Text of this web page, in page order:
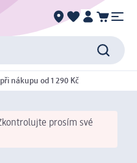
nákupu od 1 290 Kč
prosím své